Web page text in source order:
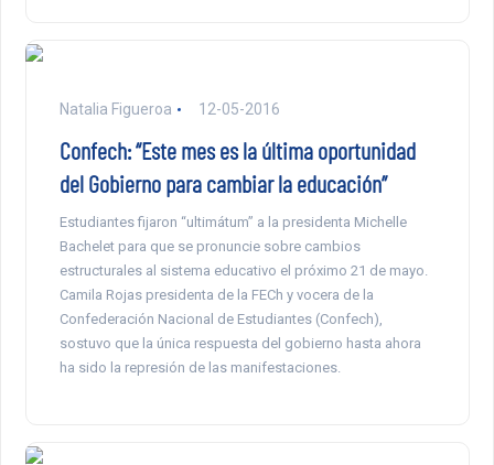
Natalia Figueroa 12-05-2016
Confech: “Este mes es la última oportunidad
del Gobierno para cambiar la educación”
Estudiantes fijaron “ultimátum” a la presidenta Michelle
Bachelet para que se pronuncie sobre cambios
estructurales al sistema educativo el próximo 21 de mayo.
Camila Rojas presidenta de la FECh y vocera de la
Confederación Nacional de Estudiantes (Confech),
sostuvo que la única respuesta del gobierno hasta ahora
ha sido la represión de las manifestaciones.